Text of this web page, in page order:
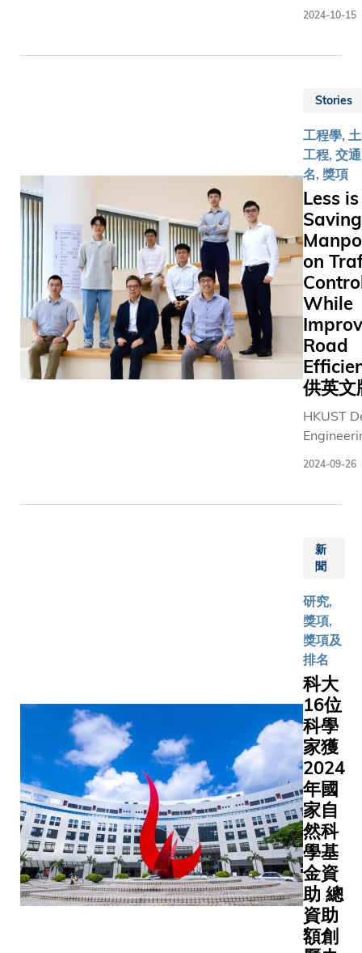
InnoHK
initiative.
creation
at The
of
and
(HKUST),
has been
elected a
2024
Fellow of
the
American
Physical
Society
(APS).
2024-10-15
Stories
工程學,
工程, 交
名, 獎項
Less
Saving
on
While
Road
供英文
HKUST
control
mitigate
Tong
Kong.
have a
vision to
this story.
2024-09-26
新
聞
研究,
獎項,
獎項及
排名
科大
16位
科學
家獲
2024
年國
家自
然科
學基
金資
助 總
資助
額創